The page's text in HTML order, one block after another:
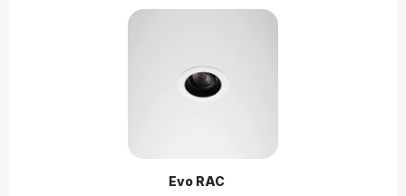
Evo RAC